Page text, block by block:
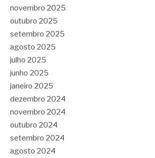
novembro 2025
outubro 2025
setembro 2025
agosto 2025
julho 2025
junho 2025
janeiro 2025
dezembro 2024
novembro 2024
outubro 2024
setembro 2024
agosto 2024